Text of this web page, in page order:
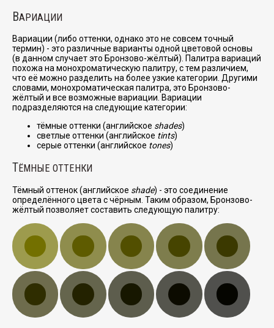
ВАРИАЦИИ
Вариации (либо оттенки, однако это не совсем точный
термин) - это различные варианты одной цветовой основы
(в данном случает это Бронзово-жёлтый). Палитра вариаций
похожа на монохроматическую палитру, с тем различием,
что её можно разделить на более узкие категории. Другими
словами, монохроматическая палитра, это Бронзово-
жёлтый и все возможные вариации. Вариации
подразделяются на следующие категории:
тёмные оттенки (английское shades)
светлые оттенки (английское tints)
серые оттенки (английское tones)
ТЁМНЫЕ ОТТЕНКИ
Тёмный оттенок (английское shade) - это соединение
определённого цвета с чёрным. Таким образом, Бронзово-
жёлтый позволяет составить следующую палитру: